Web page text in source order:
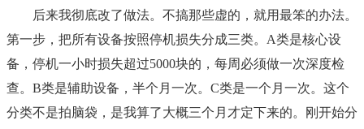
后来我彻底改了做法。不搞那些虚的，就用最笨的办法。
第一步，把所有设备按照停机损失分成三类。A类是核心设
备，停机一小时损失超过5000块的，每周必须做一次深度检
查。B类是辅助设备，半个月一次。C类是一个月一次。这个
分类不是拍脑袋，是我算了大概三个月才定下来的。刚开始分